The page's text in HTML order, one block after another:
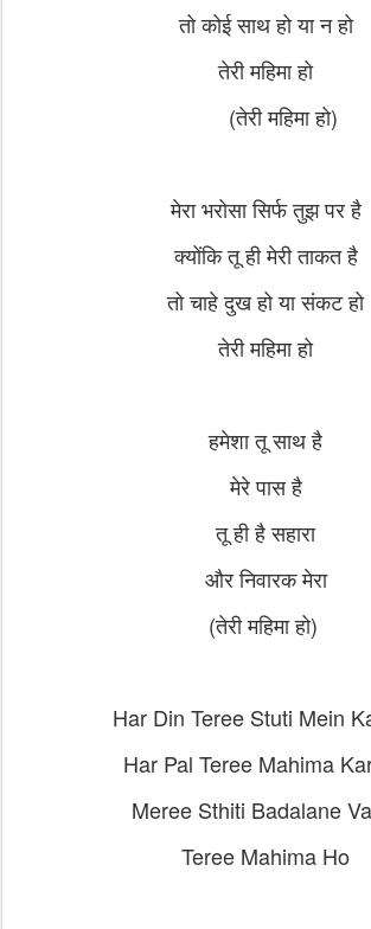
तो कोई साथ हो या न हो
तेरी महिमा हो
(तेरी महिमा हो)
मेरा भरोसा सिर्फ तुझ पर है
क्योंकि तू ही मेरी ताकत है
तो चाहे दुख हो या संकट हो
तेरी महिमा हो
हमेशा तू साथ है
मेरे पास है
तू ही है सहारा
और निवारक मेरा
(तेरी महिमा हो)
Har Din Teree Stuti Mein
Har Pal Teree Mahima
Meree Sthiti Badalane
Teree Mahima Ho